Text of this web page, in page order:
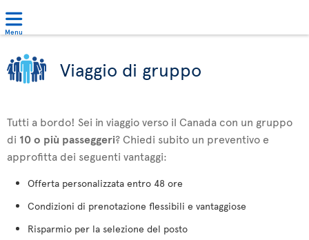
Menu
Viaggio di gruppo
Tutti a bordo! Sei in viaggio verso il Canada con un gruppo
di 10 o più passeggeri? Chiedi subito un preventivo e
approfitta dei seguenti vantaggi:
Offerta personalizzata entro 48 ore
Condizioni di prenotazione flessibili e vantaggiose
Risparmio per la selezione del posto